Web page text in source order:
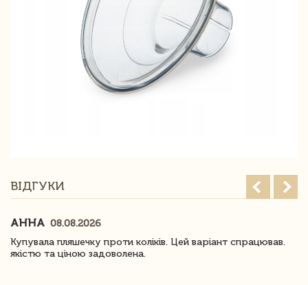
ВІДГУКИ
АННА 08.08.2026
Купувала пляшечку проти коліків. Цей варіант спрацював.
якістю та ціною задоволена.